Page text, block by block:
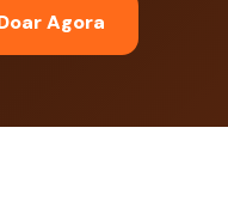
Agora